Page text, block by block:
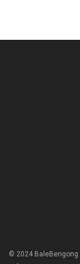
© 2024 BaleBengong